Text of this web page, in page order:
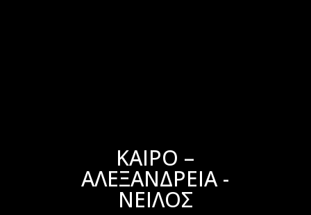
ΚΑΙΡΟ –
ΑΛΕΞΑΝΔΡΕΙΑ -
ΝΕΙΛΟΣ